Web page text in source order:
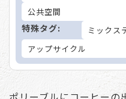
公共空間
特殊タグ: ミックス
アップサイクル